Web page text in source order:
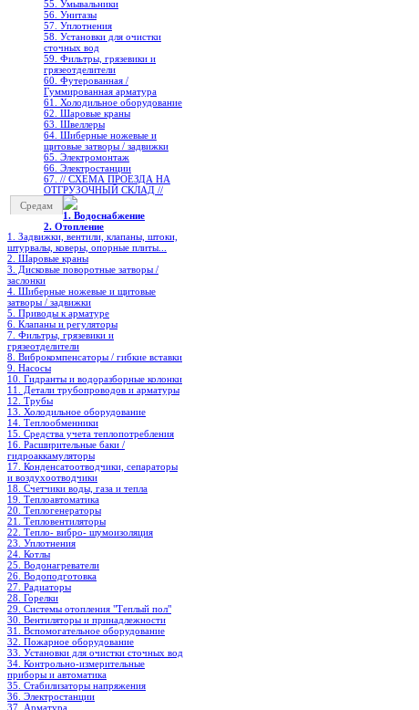
55. Умывальники
56. Унитазы
57. Уплотнения
58. Установки для очистки
сточных вод
59. Фильтры, грязевики и
грязеотделители
60. Футерованная /
Гуммированная арматура
61. Холодильное oборудование
62. Шаровые краны
63. Швеллеры
64. Шиберные ножевые и
щитовые затворы / задвижки
65. Электромонтаж
66. Электростанции
67. // СХЕМА ПРОЕЗДА НА
ОТГРУЗОЧНЫЙ СКЛАД //
Средам
1. Водоснабжение
2. Отопление
1. Задвижки, вентили, клапаны, штоки,
штурвалы, коверы, опорные плиты...
2. Шаровые краны
3. Дисковые поворотные затворы /
заслонки
4. Шиберные ножевые и щитовые
затворы / задвижки
5. Приводы к арматуре
6. Клапаны и регуляторы
7. Фильтры, грязевики и
грязеотделители
8. Виброкомпенсаторы / гибкие вставки
9. Насосы
10. Гидранты и водоразборные колонки
11. Детали трубопроводов и арматуры
12. Трубы
13. Холодильное oборудование
14. Теплообменники
15. Средства учета теплопотребления
16. Расширительные баки /
гидроаккамуляторы
17. Конденсатоотводчики, сепараторы
и воздухоотводчики
18. Счетчики воды, газа и тепла
19. Теплоавтоматика
20. Теплогенераторы
21. Тепловентиляторы
22. Тепло- вибро- шумоизоляция
23. Уплотнения
24. Котлы
25. Водонагреватели
26. Водоподготовка
27. Радиаторы
28. Горелки
29. Системы отопления "Теплый пол"
30. Вентиляторы и принадлежности
31. Вспомогательное оборудование
32. Пожарное оборудование
33. Установки для очистки сточных вод
34. Контрольно-измерительные
приборы и автоматика
35. Стабилизаторы напряжения
36. Электростанции
37. Арматура